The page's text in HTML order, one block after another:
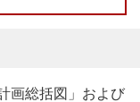
画総括図」および